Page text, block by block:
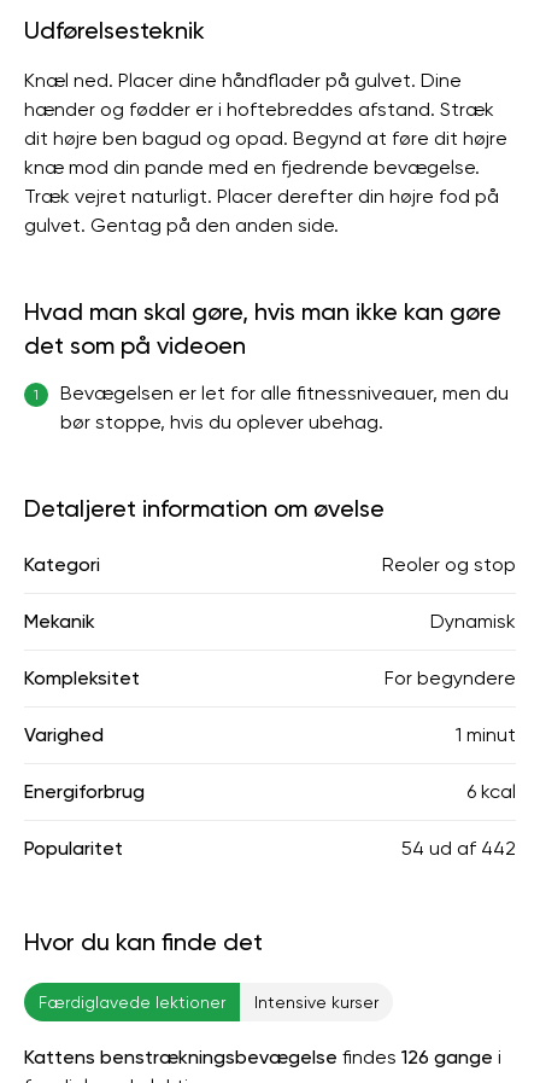
Udførelsesteknik
Knæl ned. Placer dine håndflader på gulvet. Dine
hænder og fødder er i hoftebreddes afstand. Stræk
dit højre ben bagud og opad. Begynd at føre dit højre
knæ mod din pande med en fjedrende bevægelse.
Træk vejret naturligt. Placer derefter din højre fod på
gulvet. Gentag på den anden side.
Hvad man skal gøre, hvis man ikke kan gøre
det som på videoen
1
Bevægelsen er let for alle fitnessniveauer, men du
bør stoppe, hvis du oplever ubehag.
Detaljeret information om øvelse
Kategori Reoler og stop
Mekanik Dynamisk
Kompleksitet For begyndere
Varighed 1 minut
Energiforbrug 6 kcal
Popularitet 54 ud af 442
Hvor du kan finde det
Færdiglavede lektioner Intensive kurser
Kattens benstrækningsbevægelse findes 126 gange i